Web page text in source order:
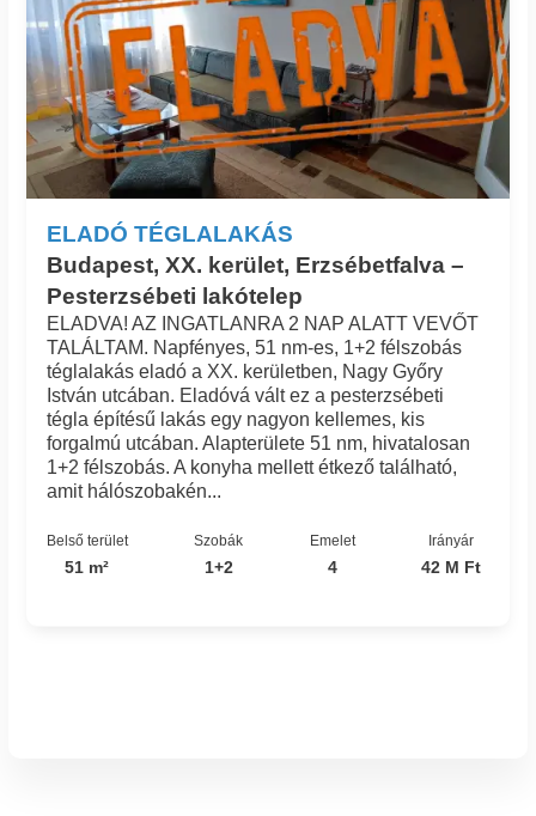
ELADÓ TÉGLALAKÁS
Budapest, XX. kerület, Erzsébetfalva –
Pesterzsébeti lakótelep
ELADVA! AZ INGATLANRA 2 NAP ALATT VEVŐT
TALÁLTAM. Napfényes, 51 nm-es, 1+2 félszobás
téglalakás eladó a XX. kerületben, Nagy Győry
István utcában. Eladóvá vált ez a pesterzsébeti
tégla építésű lakás egy nagyon kellemes, kis
forgalmú utcában. Alapterülete 51 nm, hivatalosan
1+2 félszobás. A konyha mellett étkező található,
amit hálószobakén...
Belső terület
51 m²
Szobák
1+2
Emelet
4
Irányár
42 M Ft